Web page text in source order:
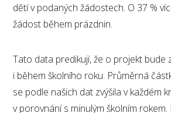
dětí v podaných žádostech. O 37 %
žádost během prázdnin.
Tato data predikují, že o projekt bude
i během školního roku. Průměrná
se podle našich dat zvýšila v každém
v porovnání s minulým školním